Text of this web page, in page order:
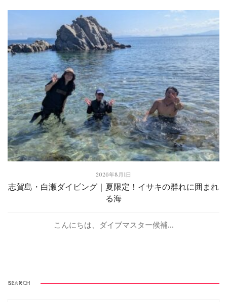
2026年8月1日
志賀島・白瀬ダイビング｜夏限定！イサキの群れに囲まれ
る海
こんにちは、ダイブマスター候補...
SEARCH